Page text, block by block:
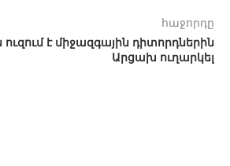
հաջորդը
է միջազգային դիտորդներին
Արցախ ուղարկել